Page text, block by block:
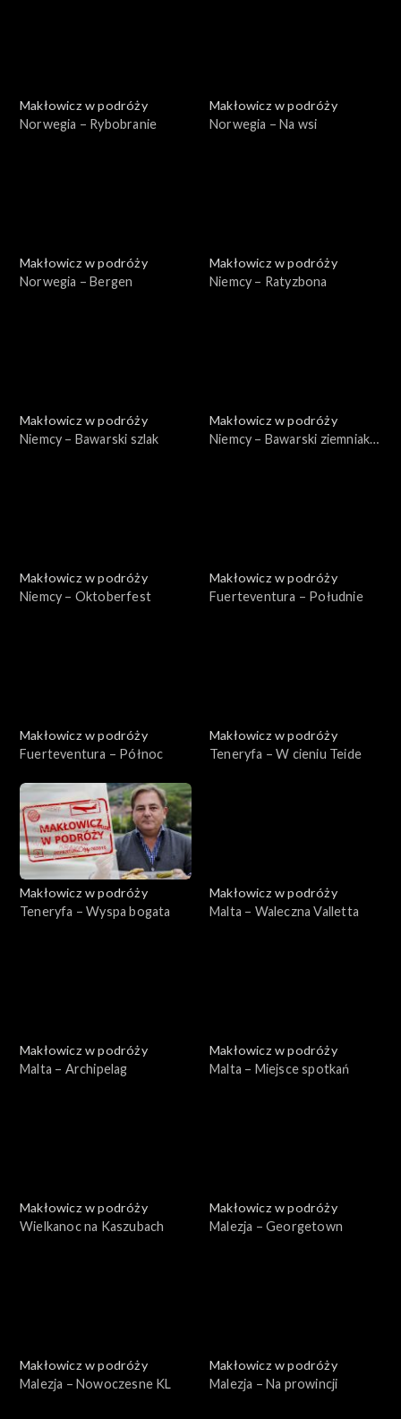
Makłowicz w podróży
Norwegia – Rybobranie
Makłowicz w podróży
Norwegia – Na wsi
Makłowicz w podróży
Norwegia – Bergen
Makłowicz w podróży
Niemcy – Ratyzbona
Makłowicz w podróży
Niemcy – Bawarski szlak
Makłowicz w podróży
Niemcy – Bawarski ziemniak i
Makłowicz w podróży
Niemcy – Oktoberfest
Makłowicz w podróży
Fuerteventura – Południe
Makłowicz w podróży
Fuerteventura – Północ
Makłowicz w podróży
Teneryfa – W cieniu Teide
Makłowicz w podróży
Teneryfa – Wyspa bogata
Makłowicz w podróży
Malta – Waleczna Valletta
Makłowicz w podróży
Malta – Archipelag
Makłowicz w podróży
Malta – Miejsce spotkań
Makłowicz w podróży
Wielkanoc na Kaszubach
Makłowicz w podróży
Malezja – Georgetown
Makłowicz w podróży
Malezja – Nowoczesne KL
Makłowicz w podróży
Malezja – Na prowincji